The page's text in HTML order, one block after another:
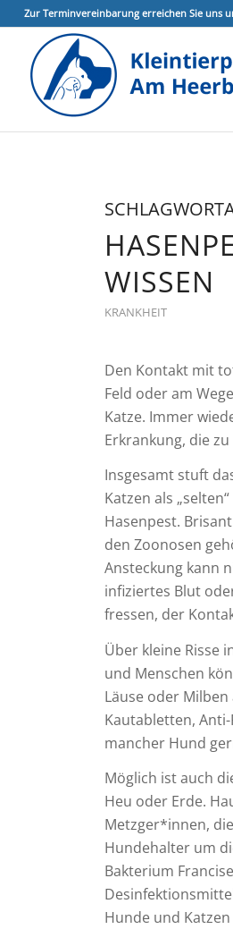
Zur Terminvereinbarung erreichen Sie uns
WISSEN
KRANKHEIT
Den Kontakt mit
Feld oder am
Katze. Immer
Erkrankung, die
Insgesamt stuft
Katzen als
Hasenpest.
den Zoonosen
Ansteckung kann
infiziertes Blut
fressen, der
Über kleine Risse
und Menschen
Läuse oder
Kautabletten,
mancher Hund
Möglich ist auch
Heu oder Erde.
Metzger*innen,
Hundehalter um
Bakterium
Hunde und